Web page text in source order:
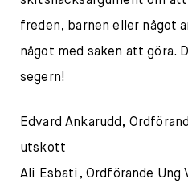
freden, barnen eller något
något med saken att göra.
segern!
Edvard Ankarudd,
utskott
Ali Esbati, Ordförande Ung